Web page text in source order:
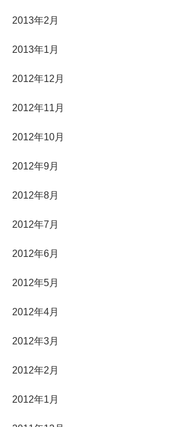
2013年2月
2013年1月
2012年12月
2012年11月
2012年10月
2012年9月
2012年8月
2012年7月
2012年6月
2012年5月
2012年4月
2012年3月
2012年2月
2012年1月